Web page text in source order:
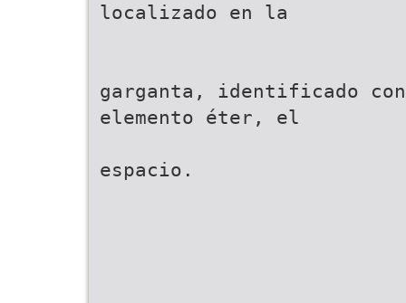
localizado en la
garganta, identificado
elemento éter, el
espacio.